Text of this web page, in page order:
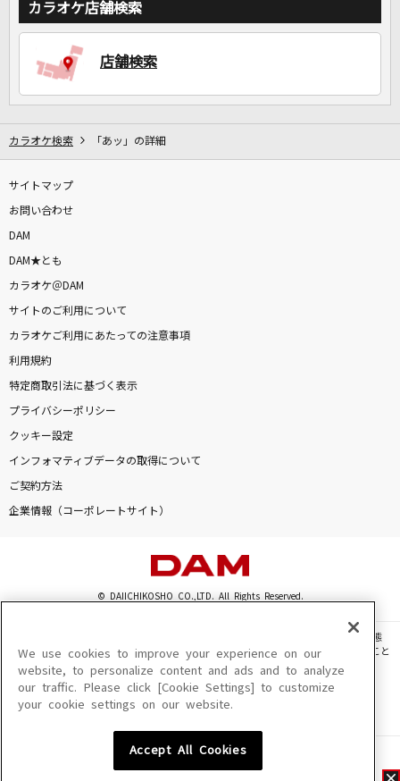
カラオケ店舗検索
店舗検索
カラオケ検索 「あッ」の詳細
サイトマップ
お問い合わせ
DAM
DAM★とも
カラオケ＠DAM
サイトのご利用について
カラオケご利用にあたっての注意事項
利用規約
特定商取引法に基づく表示
プライバシーポリシー
クッキー設定
インフォマティブデータの取得について
ご契約方法
企業情報（コーポレートサイト）
© DAIICHIKOSHO CO.,LTD. All Rights Reserved.
このサイトに掲載されている一切の文章・画像・写真・動画・音声等を、手段や形態
を問わず、著作権法の定める範囲を超えて無断で複製、転載、ファイル化などすること
を禁じます。
楽曲及びコンテンツは、機種によりご利用いただけない場合があります。
楽曲及びコンテンツの配信日、配信内容が変更になる場合があります。
We use cookies to improve your experience on our
website, to personalize content and ads and to analyze
our traffic. Please click [Cookie Settings] to customize
your cookie settings on our website.
Accept All Cookies